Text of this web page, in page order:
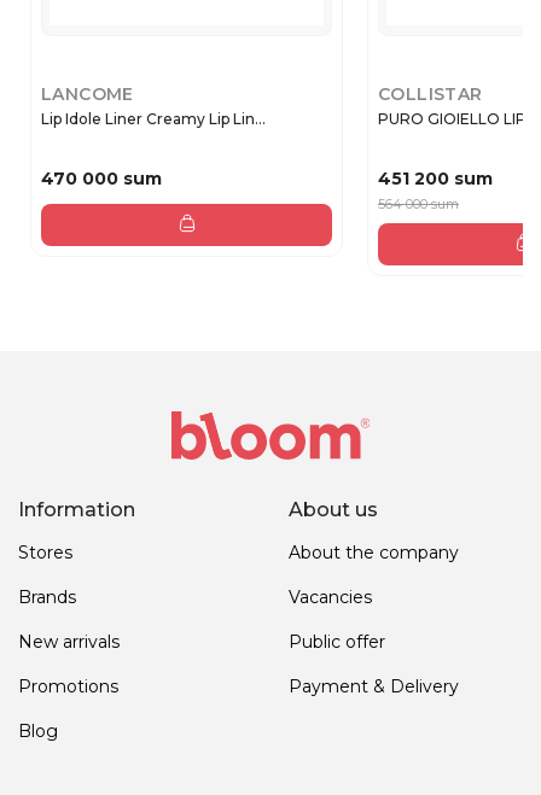
LANCOME
Lip Idole Liner Creamy Lip Lin...
470 000 sum
COLLISTAR
PURO GIOIELLO
451 200 sum
564 000 sum
Information
Stores
Brands
New arrivals
Promotions
Blog
About us
About the company
Vacancies
Public offer
Payment & Delivery